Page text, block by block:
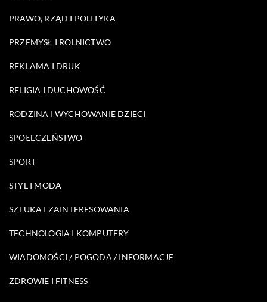
PRAWO, RZĄD I POLITYKA
PRZEMYSŁ I ROLNICTWO
REKLAMA I DRUK
RELIGIA I DUCHOWOŚĆ
RODZINA I WYCHOWANIE DZIECI
SPOŁECZEŃSTWO
SPORT
STYL I MODA
SZTUKA I ZAINTERESOWANIA
TECHNOLOGIA I KOMPUTERY
WIADOMOŚCI / POGODA / INFORMACJE
ZDROWIE I FITNESS